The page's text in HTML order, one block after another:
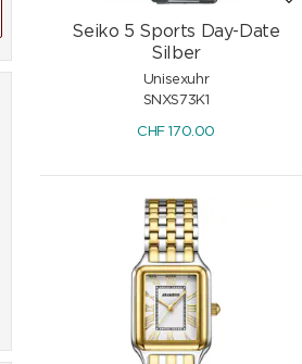
Seiko 5 Sports Day-Date
Silber
Unisexuhr
SNXS73K1
CHF170.00